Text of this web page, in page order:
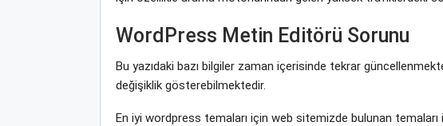
WordPress Metin Editörü Sorunu
Bu yazıdaki bazı bilgiler zaman içerisinde tekrar
değişiklik gösterebilmektedir.
En iyi wordpress temaları için web sitemizde bulunan temaları